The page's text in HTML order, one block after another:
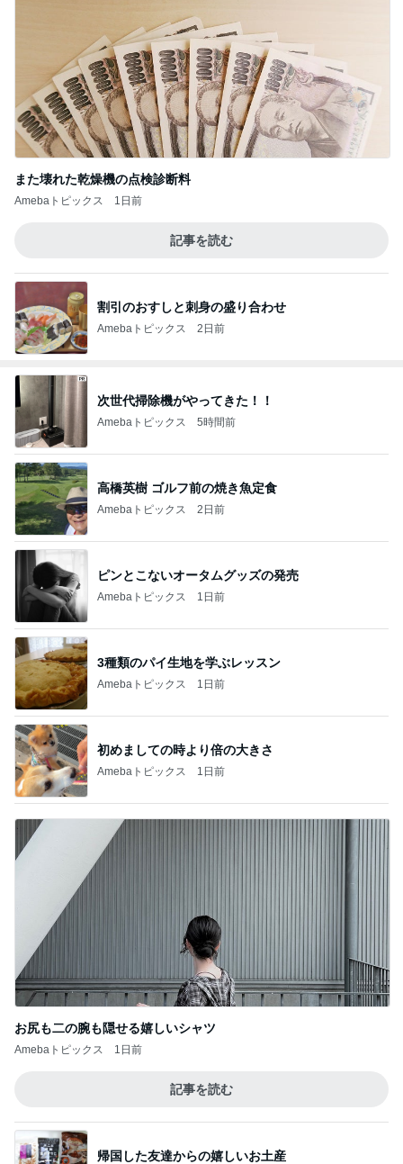
また壊れた乾燥機の点検診断料
Amebaトピックス 1日前
記事を読む
割引のおすしと刺身の盛り合わせ
Amebaトピックス 2日前
次世代掃除機がやってきた！！
Amebaトピックス 5時間前
高橋英樹 ゴルフ前の焼き魚定食
Amebaトピックス 2日前
ピンとこないオータムグッズの発売
Amebaトピックス 1日前
3種類のパイ生地を学ぶレッスン
Amebaトピックス 1日前
初めましての時より倍の大きさ
Amebaトピックス 1日前
お尻も二の腕も隠せる嬉しいシャツ
Amebaトピックス 1日前
記事を読む
帰国した友達からの嬉しいお土産